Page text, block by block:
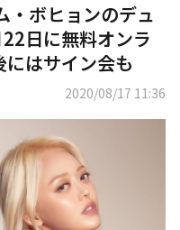
・ボヒョンのデュ
日に無料オンラ
はサイン会も
2020/08/17 11:36